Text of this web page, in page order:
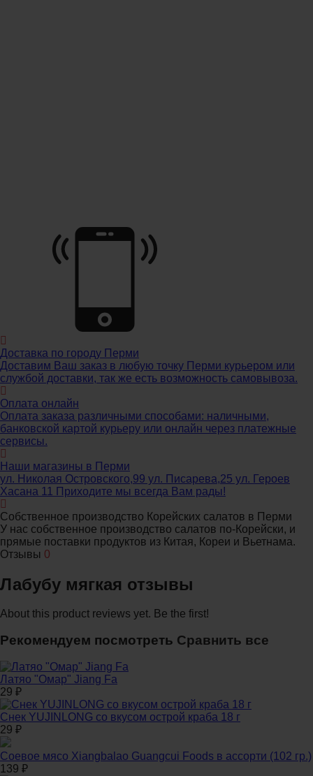
Доставка по городу Перми
Доставим Ваш заказ в любую точку Перми курьером или
службой доставки, так же есть возможность самовывоза.
Оплата онлайн
Оплата заказа различными способами: наличными,
банковской картой курьеру или онлайн через платежные
сервисы.
Наши магазины в Перми
ул. Николая Островского,99 ул. Писарева,25 ул. Героев
Хасана 11 Приходите мы всегда Вам рады!
Собственное производство Корейских салатов в Перми
У нас собственное производство салатов по-Корейски, и
прямые поставки продуктов из Китая, Кореи и Вьетнама.
Отзывы 0
Лабубу мягкая отзывы
About this product reviews yet. Be the first!
Рекомендуем посмотреть Сравнить все
Латяо "Омар" Jiang Fa
29 ₽
Снек YUJINLONG со вкусом острой краба 18 г
29 ₽
Соевое мясо Xiangbalao Guangcui Foods в ассорти (102 гр.)
139 ₽